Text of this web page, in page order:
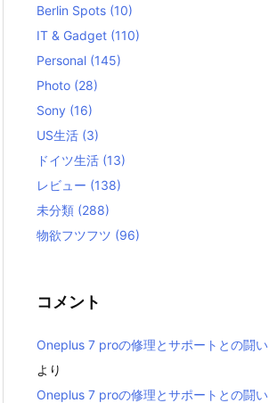
Berlin Spots (10)
IT & Gadget (110)
Personal (145)
Photo (28)
Sony (16)
US生活 (3)
ドイツ生活 (13)
レビュー (138)
未分類 (288)
物欲フツフツ (96)
コメント
Oneplus 7 proの修理とサポートとの闘い
より
Oneplus 7 proの修理とサポートとの闘い